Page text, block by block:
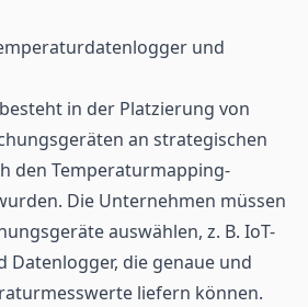
und
in der Platzierung von
an strategischen
den Temperaturmapping-
Die Unternehmen müssen
auswählen, z. B. IoT-
Datenlogger, die genaue und
liefern können.